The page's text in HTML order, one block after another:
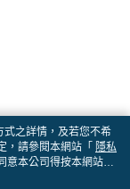
之詳情，及若您不希
，請參閱本網站「 隱私
意本公司得按本網站使